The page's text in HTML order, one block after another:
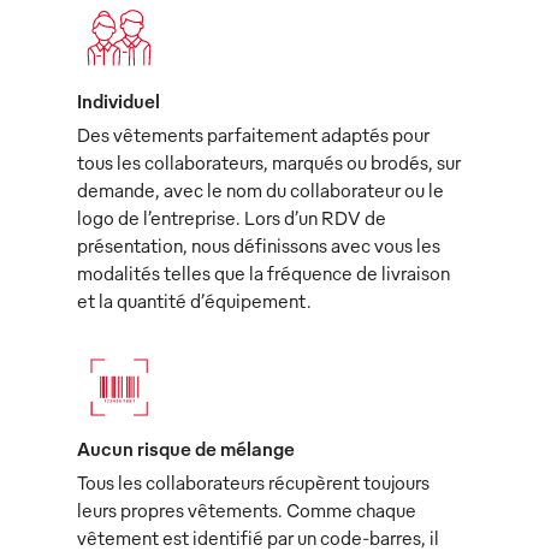
Individuel
Des vêtements parfaitement adaptés pour
tous les collaborateurs, marqués ou brodés, sur
demande, avec le nom du collaborateur ou le
logo de l’entreprise. Lors d’un RDV de
présentation, nous définissons avec vous les
modalités telles que la fréquence de livraison
et la quantité d’équipement.
Aucun risque de mélange
Tous les collaborateurs récupèrent toujours
leurs propres vêtements. Comme chaque
vêtement est identifié par un code-barres, il